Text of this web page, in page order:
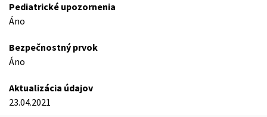
Pediatrické upozornenia
Áno
Bezpečnostný prvok
Áno
Aktualizácia údajov
23.04.2021